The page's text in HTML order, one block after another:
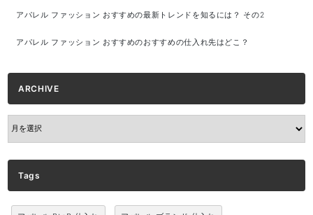
アパレル ファッション おすすめの最新トレンドを知るには？ その2
アパレル ファッション おすすめのおすすめの仕入れ先はどこ？
ARCHIVE
ARCHIVE
Tags